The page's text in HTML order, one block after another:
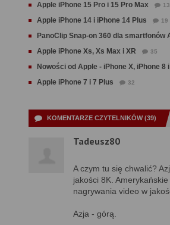
Apple iPhone 15 Pro i 15 Pro Max 13
Apple iPhone 14 i iPhone 14 Plus 19
PanoClip Snap-on 360 dla smartfonów
Apple iPhone Xs, Xs Max i XR
35
Nowości od Apple - iPhone X, iPhone
Apple iPhone 7 i 7 Plus
32
KOMENTARZE CZYTELNIKÓW (39)
Tadeusz80
A czym tu się chwalić?
jakości 8K.
nagrywania video w
Azja - górą.